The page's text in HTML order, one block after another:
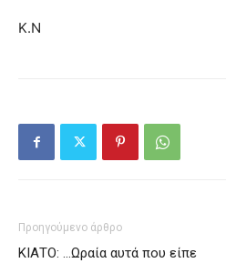
Κ.Ν
Προηγούμενο άρθρο
ΚΙΑΤΟ: …Ωραία αυτά που είπε